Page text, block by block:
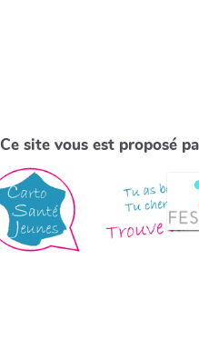
Ce site vous est proposé